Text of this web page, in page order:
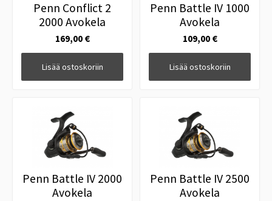
Penn Conflict 2
2000 Avokela
169,00 €
Lisää ostoskoriin
Penn Battle IV 1000
Avokela
109,00 €
Lisää ostoskoriin
Penn Battle IV 2000
Avokela
Penn Battle IV 2500
Avokela